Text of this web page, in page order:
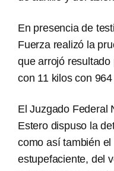
En presencia de
Fuerza realizó la
que arrojó
con 11 kilos con
El Juzgado Federal
Estero dispuso la
como así también el
estupefaciente, del